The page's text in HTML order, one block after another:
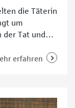
die Täterin
um
der Tat und
findet.
erfahren